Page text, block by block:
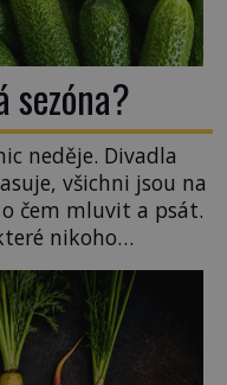
sezóna?
neděje. Divadla
všichni jsou na
čem mluvit a psát.
nikoho
doba spojovaná
sezónu známe už
jako Češi […]